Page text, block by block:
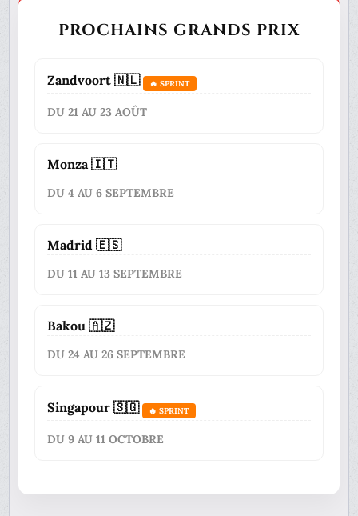
PROCHAINS GRANDS PRIX
Zandvoort 🇳🇱 🔥 SPRINT
DU 21 AU 23 AOÛT
Monza 🇮🇹
DU 4 AU 6 SEPTEMBRE
Madrid 🇪🇸
DU 11 AU 13 SEPTEMBRE
Bakou 🇦🇿
DU 24 AU 26 SEPTEMBRE
Singapour 🇸🇬 🔥 SPRINT
DU 9 AU 11 OCTOBRE